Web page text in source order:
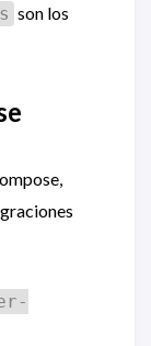
son los